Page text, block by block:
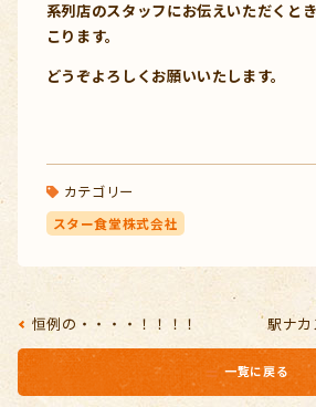
系列店のスタッフにお伝えいただくと
こります。
どうぞよろしくお願いいたします。
カテゴリー
スター食堂株式会社
恒例の・・・・！！！！ 駅ナカ
一覧に戻る